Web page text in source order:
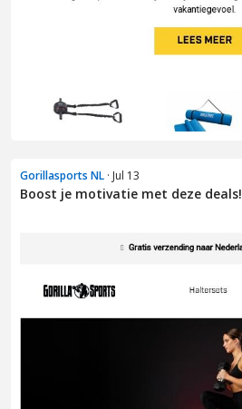
Gorillasports NL · Jul 13
Boost je motivatie met deze deals!